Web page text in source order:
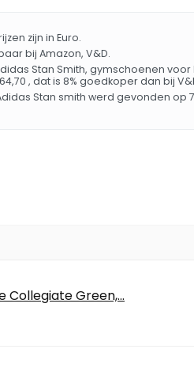
zijn in Euro.
bij Amazon, V&D.
Stan Smith, gymschoenen
, dat is 8% goedkoper dan bij
Stan smith werd gevonden op 7
Collegiate Green,...